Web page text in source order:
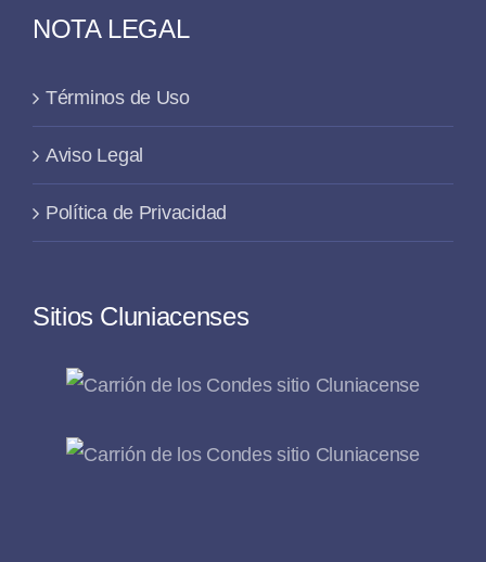
NOTA LEGAL
Términos de Uso
Aviso Legal
Política de Privacidad
Sitios Cluniacenses